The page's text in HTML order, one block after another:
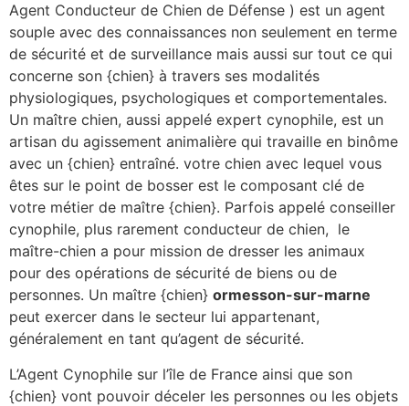
Agent Conducteur de Chien de Défense ) est un agent
souple avec des connaissances non seulement en terme
de sécurité et de surveillance mais aussi sur tout ce qui
concerne son {chien} à travers ses modalités
physiologiques, psychologiques et comportementales.
Un maître chien, aussi appelé expert cynophile, est un
artisan du agissement animalière qui travaille en binôme
avec un {chien} entraîné. votre chien avec lequel vous
êtes sur le point de bosser est le composant clé de
votre métier de maître {chien}. Parfois appelé conseiller
cynophile, plus rarement conducteur de chien, le
maître-chien a pour mission de dresser les animaux
pour des opérations de sécurité de biens ou de
personnes. Un maître {chien} ormesson-sur-marne
peut exercer dans le secteur lui appartenant,
généralement en tant qu’agent de sécurité.
L’Agent Cynophile sur l’île de France ainsi que son
{chien} vont pouvoir déceler les personnes ou les objets